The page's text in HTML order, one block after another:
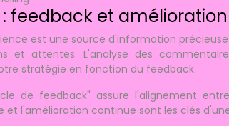
feedback et
est une source d'information
et attentes. L'analyse des
stratégie en fonction du feedback.
de feedback" assure l'alignement
et l'amélioration continue sont les clés